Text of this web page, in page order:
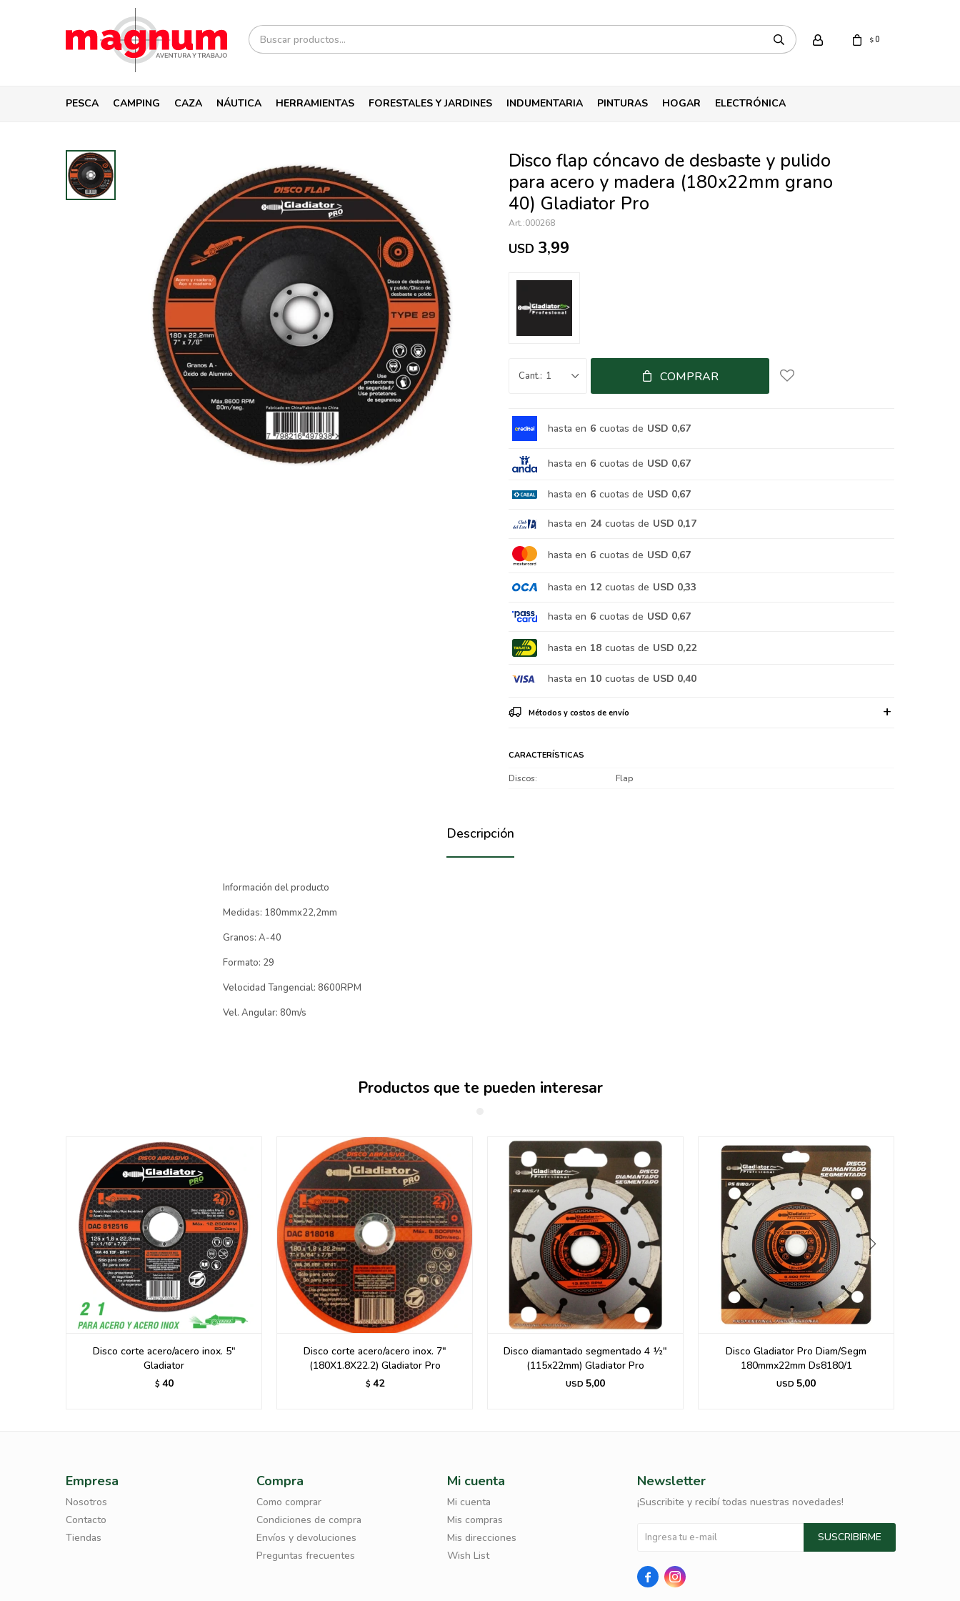
PESCA CAMPING CAZA NÁUTICA HERRAMIENTAS FORESTALES Y JARDINES INDUMENTARIA PINTURAS HOGAR ELECTRÓNICA
$ 0
Disco flap cóncavo de desbaste y pulido
para acero y madera (180x22mm grano
40) Gladiator Pro
000268
USD 3,99
1 COMPRAR
hasta en 6 cuotas de USD 0,67
hasta en 6 cuotas de USD 0,67
hasta en 6 cuotas de USD 0,67
hasta en 24 cuotas de USD 0,17
hasta en 6 cuotas de USD 0,67
hasta en 12 cuotas de USD 0,33
hasta en 6 cuotas de USD 0,67
hasta en 18 cuotas de USD 0,22
hasta en 10 cuotas de USD 0,40
Métodos y costos de envío
CARACTERÍSTICAS
Discos Flap
Descripción
Información del producto
Medidas: 180mmx22,2mm
Granos: A-40
Formato: 29
Velocidad Tangencial: 8600RPM
Vel. Angular: 80m/s
Productos que te pueden interesar
Disco corte acero/acero inox. 5"
Gladiator
$ 40
Disco corte acero/acero inox. 7"
(180X1.8X22.2) Gladiator Pro
$ 42
Disco diamantado segmentado 4 ½"
(115x22mm) Gladiator Pro
USD 5,00
Disco Gladiator Pro Diam/Segm
180mmx22mm Ds8180/1
USD 5,00
Empresa
Nosotros
Contacto
Tiendas
Compra
Como comprar
Condiciones de compra
Envíos y devoluciones
Preguntas frecuentes
Mi cuenta
Mi cuenta
Mis compras
Mis direcciones
Wish List
Newsletter
¡Suscribite y recibí todas nuestras novedades!
SUSCRIBIRME
 